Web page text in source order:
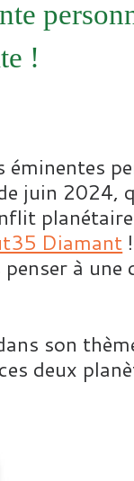
!
éminentes
juin 2024,
Diamant
à une
son
deux